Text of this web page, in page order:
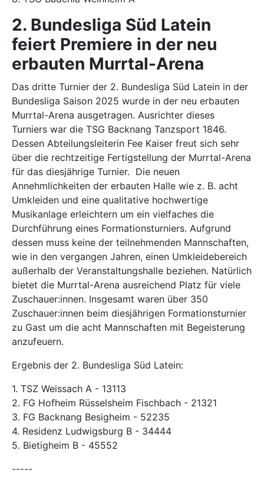
2. Bundesliga Süd Latein
feiert Premiere in der neu
erbauten Murrtal-Arena
Das dritte Turnier der 2. Bundesliga Süd Latein in der
Bundesliga Saison 2025 wurde in der neu erbauten
Murrtal-Arena ausgetragen. Ausrichter dieses
Turniers war die TSG Backnang Tanzsport 1846.
Dessen Abteilungsleiterin Fee Kaiser freut sich sehr
über die rechtzeitige Fertigstellung der Murrtal-Arena
für das diesjährige Turnier. Die neuen
Annehmlichkeiten der erbauten Halle wie z. B. acht
Umkleiden und eine qualitative hochwertige
Musikanlage erleichtern um ein vielfaches die
Durchführung eines Formationsturniers. Aufgrund
dessen muss keine der teilnehmenden Mannschaften,
wie in den vergangen Jahren, einen Umkleidebereich
außerhalb der Veranstaltungshalle beziehen. Natürlich
bietet die Murrtal-Arena ausreichend Platz für viele
Zuschauer:innen. Insgesamt waren über 350
Zuschauer:innen beim diesjährigen Formationsturnier
zu Gast um die acht Mannschaften mit Begeisterung
anzufeuern.
Ergebnis der 2. Bundesliga Süd Latein:
1. TSZ Weissach A - 13113
2. FG Hofheim Rüsselsheim Fischbach - 21321
3. FG Backnang Besigheim - 52235
4. Residenz Ludwigsburg B - 34444
5. Bietigheim B - 45552
-----